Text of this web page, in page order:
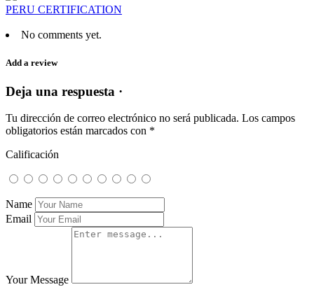
PERU CERTIFICATION
No comments yet.
Add a review
Deja una respuesta ·
Tu dirección de correo electrónico no será publicada. Los campos
obligatorios están marcados con *
Calificación
Name
Email
Your Message